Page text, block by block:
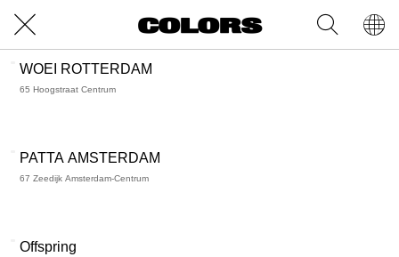
WOEI ROTTERDAM
65 Hoogstraat Centrum
PATTA AMSTERDAM
67 Zeedijk Amsterdam-Centrum
Offspring